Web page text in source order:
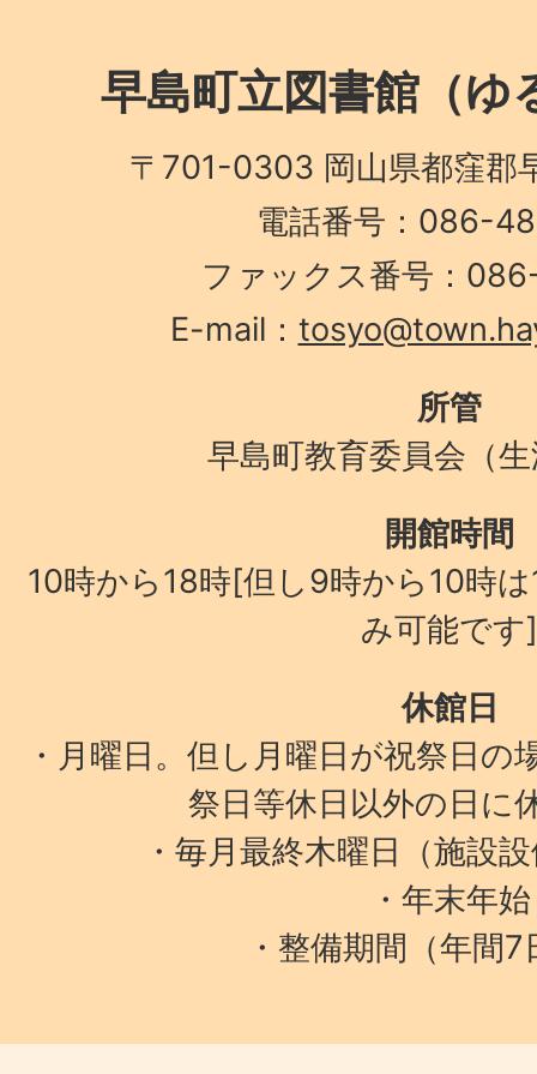
早島町立図書館（ゆ
〒701-0303 岡山県都窪郡
電話番号：086-
ファックス番号：
E-mail：
所管
早島町教育委員会（
開館時間
10時から18時[但し9時から10時
み可能です]
休館日
・月曜日。但し月曜日が祝祭日の
祭日等休日以外の日に
・毎月最終木曜日（施設
・年末年始
・整備期間（年間